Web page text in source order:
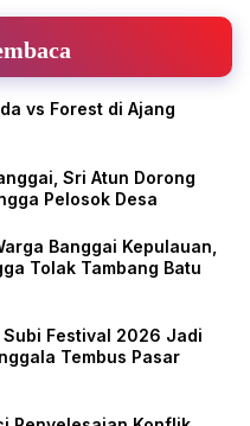
vs Forest di Ajang
Sri Atun Dorong
Pelosok Desa
Banggai Kepulauan,
Tolak Tambang Batu
Festival 2026 Jadi
Tembus Pasar